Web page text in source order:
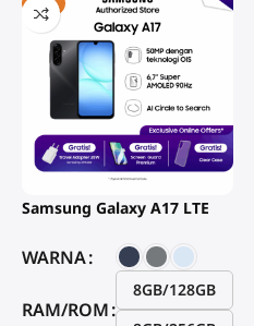
Samsung Galaxy A17 LTE
WARNA
RAM/ROM
8GB/128GB